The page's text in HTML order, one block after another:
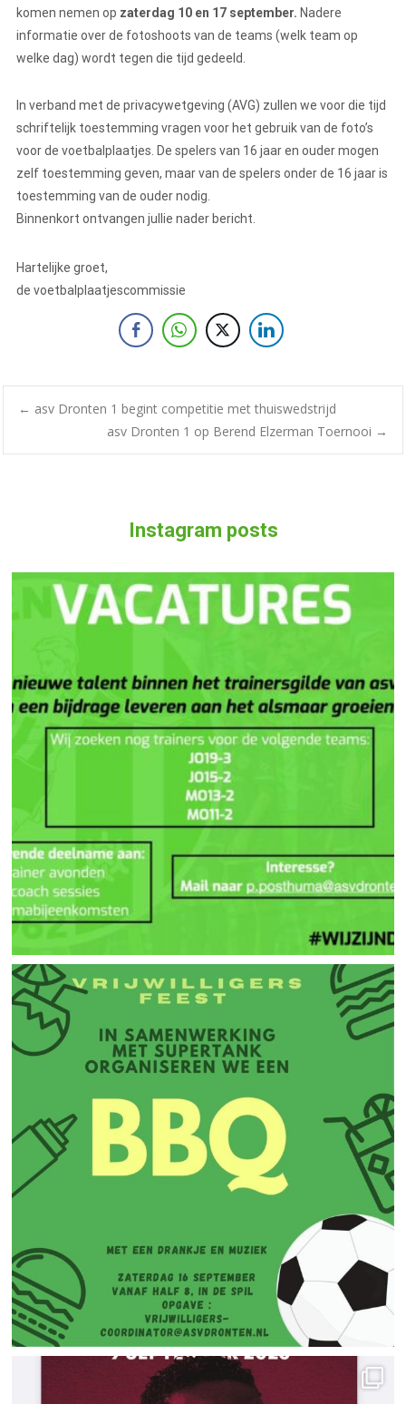
komen nemen op zaterdag 10 en 17 september. Nadere
informatie over de fotoshoots van de teams (welk team op
welke dag) wordt tegen die tijd gedeeld.
In verband met de privacywetgeving (AVG) zullen we voor die tijd
schriftelijk toestemming vragen voor het gebruik van de foto’s
voor de voetbalplaatjes. De spelers van 16 jaar en ouder mogen
zelf toestemming geven, maar van de spelers onder de 16 jaar is
toestemming van de ouder nodig.
Binnenkort ontvangen jullie nader bericht.
Hartelijke groet,
de voetbalplaatjescommissie
← asv Dronten 1 begint competitie met thuiswedstrijd
asv Dronten 1 op Berend Elzerman Toernooi →
Instagram posts